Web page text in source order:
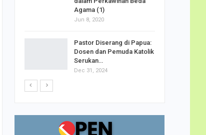
Agama (1)
Jun 8, 2020
Pastor Diserang di Papua:
Dosen dan Pemuda Katolik
Serukan…
Dec 31, 2024